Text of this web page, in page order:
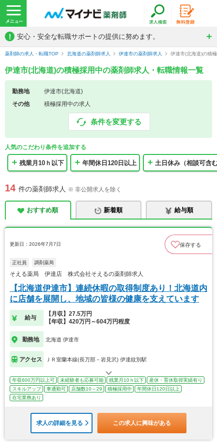
! 安心・安全な転職サポートの提供に努めます。
薬剤師の求人・転職TOP 北海道の薬剤師求人 伊達市の薬剤師求人 伊達市(北海道)の積
伊達市(北海道)の積極採用中の薬剤師求人・転職情報一覧
勤務地
伊達市(北海道)
その他
積極採用中の求人
条件を変更する
人気のこだわり条件を追加する
残業月10ｈ以下 年間休日120日以上 土日休み（相談可含
14 件の薬剤師求人 ※ 非公開求人を除く
おすすめ順 新着順 給与順
更新日：2026年7月7日 保存する
正社員 調剤薬局
そえる薬局 伊達店 株式会社そえるの薬剤師求人
【北海道伊達市】連続休暇の取得制度あり！北海道内
に店舗を展開し、地域の皆様の健康を支えています
給与
【月収】27.5万円
【年収】420万円～604万円程度
勤務地 北海道 伊達市
アクセス ＪＲ室蘭本線(長万部－岩見沢) 伊達紋別駅
年収600万円以上可 未経験者も応募可能 残業月10ｈ以下
産休・育休取得実績有り
スキルアップ
車通勤可 店舗数10～29 積極採用中
年間休日120日以上
在宅業務あり
求人の詳細を見る この求人に興味がある